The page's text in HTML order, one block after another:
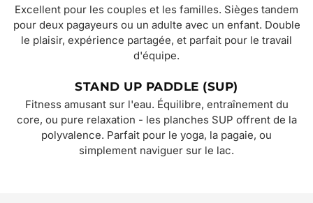
Excellent pour les couples et les familles. Sièges tandem
pour deux pagayeurs ou un adulte avec un enfant. Double
le plaisir, expérience partagée, et parfait pour le travail
d'équipe.
STAND UP PADDLE (SUP)
Fitness amusant sur l'eau. Équilibre, entraînement du
core, ou pure relaxation - les planches SUP offrent de la
polyvalence. Parfait pour le yoga, la pagaie, ou
simplement naviguer sur le lac.